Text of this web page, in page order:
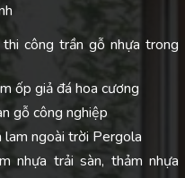
công trần gỗ nhựa trong
ốp giả đá hoa cương
gỗ công nghiệp
lam ngoài trời Pergola
nhựa trải sàn, thảm nhựa